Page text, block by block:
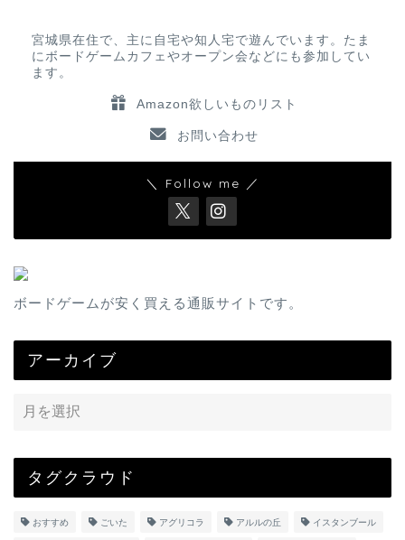
宮城県在住で、主に自宅や知人宅で遊んでいます。たま
にボードゲームカフェやオープン会などにも参加してい
ます。
Amazon欲しいものリスト
お問い合わせ
＼ Follow me ／
ボードゲームが安く買える通販サイトです。
アーカイブ
タグクラウド
おすすめ ごいた アグリコラ アルルの丘 イスタンブール